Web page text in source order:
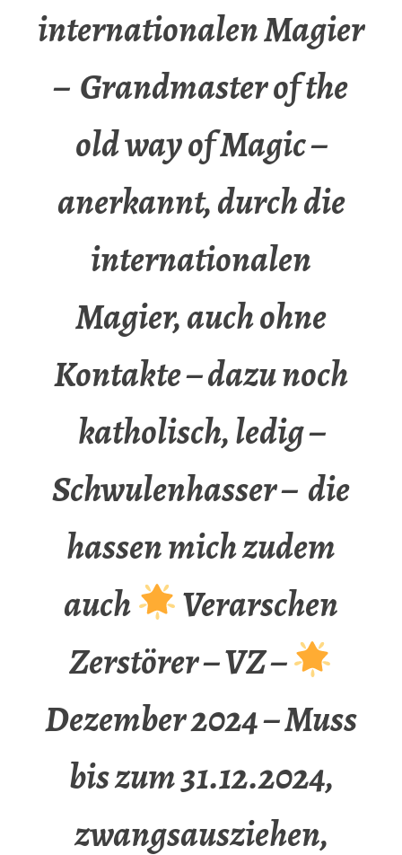
internationalen Magier
– Grandmaster of the
old way of Magic –
anerkannt, durch die
internationalen
Magier, auch ohne
Kontakte – dazu noch
katholisch, ledig –
Schwulenhasser – die
hassen mich zudem
auch
Verarschen
Zerstörer – VZ –
Dezember 2024 – Muss
bis zum 31.12.2024,
zwangsausziehen,